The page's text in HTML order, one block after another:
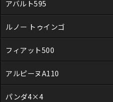
アバルト595
ルノー トゥインゴ
フィアット500
アルピーヌA110
パンダ4×4